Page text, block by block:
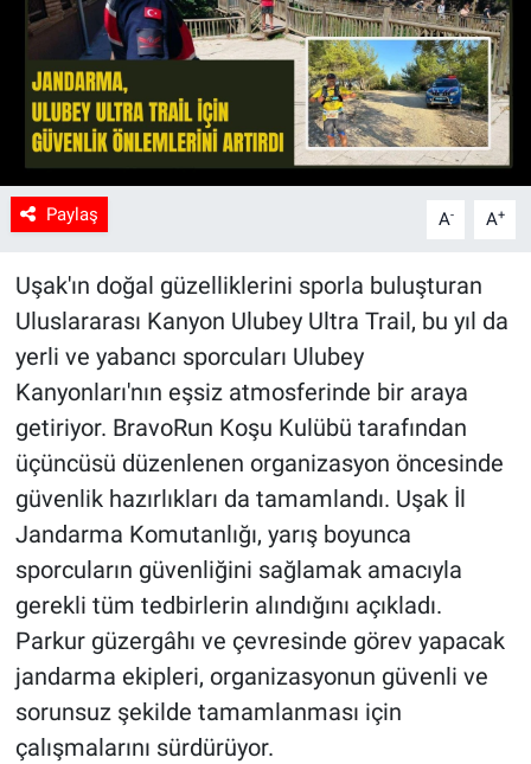
Paylaş A- A+
Uşak'ın doğal güzelliklerini sporla buluşturan
Uluslararası Kanyon Ulubey Ultra Trail, bu yıl da
yerli ve yabancı sporcuları Ulubey
Kanyonları'nın eşsiz atmosferinde bir araya
getiriyor. BravoRun Koşu Kulübü tarafından
üçüncüsü düzenlenen organizasyon öncesinde
güvenlik hazırlıkları da tamamlandı. Uşak İl
Jandarma Komutanlığı, yarış boyunca
sporcuların güvenliğini sağlamak amacıyla
gerekli tüm tedbirlerin alındığını açıkladı.
Parkur güzergâhı ve çevresinde görev yapacak
jandarma ekipleri, organizasyonun güvenli ve
sorunsuz şekilde tamamlanması için
çalışmalarını sürdürüyor.